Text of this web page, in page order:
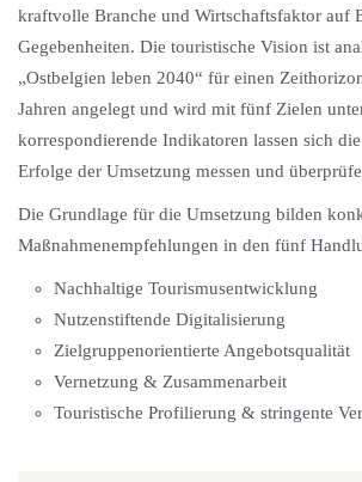
kraftvolle Branche und Wirtschaftsfaktor auf
Gegebenheiten. Die touristische Vision ist
„Ostbelgien leben 2040“ für einen
Jahren angelegt und wird mit fünf Zielen
korrespondierende Indikatoren lassen sich
Erfolge der Umsetzung messen und
Die Grundlage für die Umsetzung bilden
Maßnahmenempfehlungen in den fünf
Nachhaltige Tourismusentwicklung
Nutzenstiftende Digitalisierung
Zielgruppenorientierte Angebotsqualität
Vernetzung & Zusammenarbeit
Touristische Profilierung & stringente